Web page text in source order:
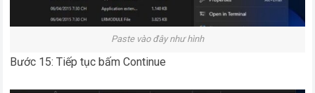
Paste vào đây như hình
Bước 15: Tiếp tục bấm Continue